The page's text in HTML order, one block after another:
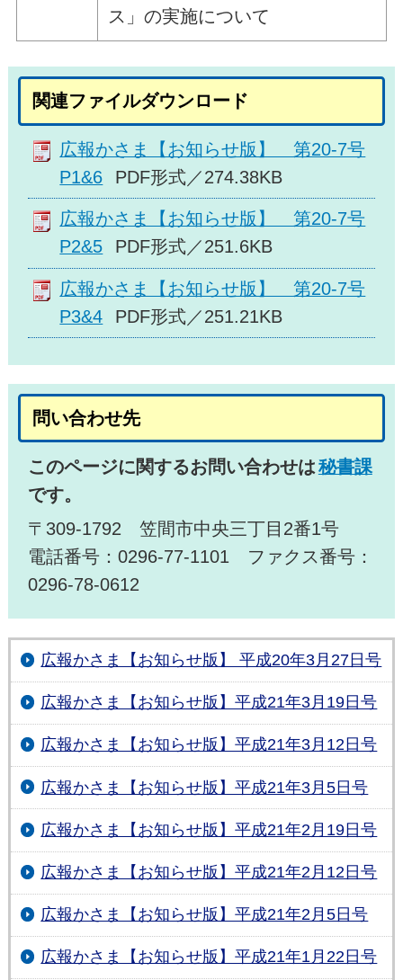
ス」の実施について
関連ファイルダウンロード
広報かさま【お知らせ版】 第20-7号
P1&6
PDF形式／274.38KB
広報かさま【お知らせ版】 第20-7号
P2&5
PDF形式／251.6KB
広報かさま【お知らせ版】 第20-7号
P3&4
PDF形式／251.21KB
問い合わせ先
このページに関するお問い合わせは秘書課
です。
〒309-1792 笠間市中央三丁目2番1号
電話番号：0296-77-1101 ファクス番号：
0296-78-0612
広報かさま【お知らせ版】 平成20年3月27日号
広報かさま【お知らせ版】平成21年3月19日号
広報かさま【お知らせ版】平成21年3月12日号
広報かさま【お知らせ版】平成21年3月5日号
広報かさま【お知らせ版】平成21年2月19日号
広報かさま【お知らせ版】平成21年2月12日号
広報かさま【お知らせ版】平成21年2月5日号
広報かさま【お知らせ版】平成21年1月22日号